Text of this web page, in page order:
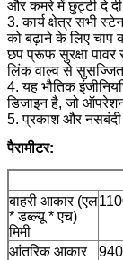
और कमरे में छुट्टी दे दी
3. कार्य क्षेत्र सभी
को बढ़ाने के लिए चाप
छप प्रूफ सुरक्षा
लिंक वाल्व से
4. यह भौतिक
डिजाइन है, जो
5. प्रकाश और नसबंदी
पैरामीटर:
बाहरी आकार (एल
* डब्ल्यू * एच)
मिमी
आंतरिक आकार